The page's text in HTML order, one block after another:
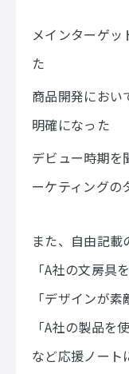
メインターゲッ
た
商品開発におい
明確になった
デビュー時期を
ーケティングの
また、自由記載
「A社の文房具
「デザインが素
「A社の製品を
など応援ノート